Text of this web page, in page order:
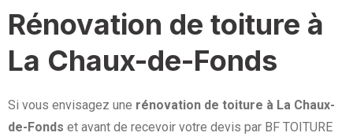
Rénovation de toiture à
La Chaux-de-Fonds
Si vous envisagez une rénovation de toiture à La Chaux-
de-Fonds et avant de recevoir votre devis par BF TOITURE